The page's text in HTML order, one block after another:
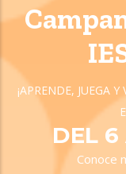
¡APRENDE, JUEGA
DEL 6
Conoce